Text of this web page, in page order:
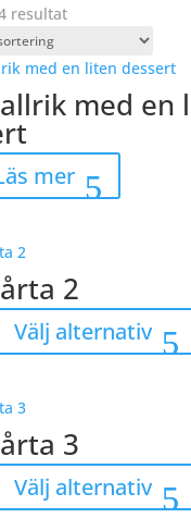
resultat
med en
mer
2
Välj alternativ
3
Välj alternativ